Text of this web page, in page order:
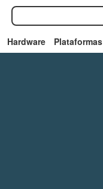
Hardware Plataformas